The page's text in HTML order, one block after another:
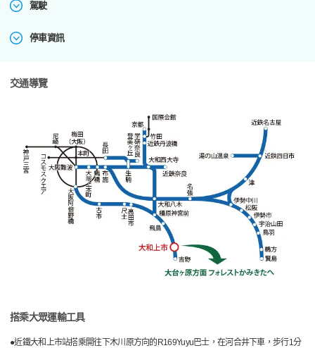
駕駛
停車資訊
交通導覽
搭乘大眾運輸工具
●近鐵大和上市站搭乘開往下木川原方向的R169Yuyu巴士，在河合井下車，步行1分